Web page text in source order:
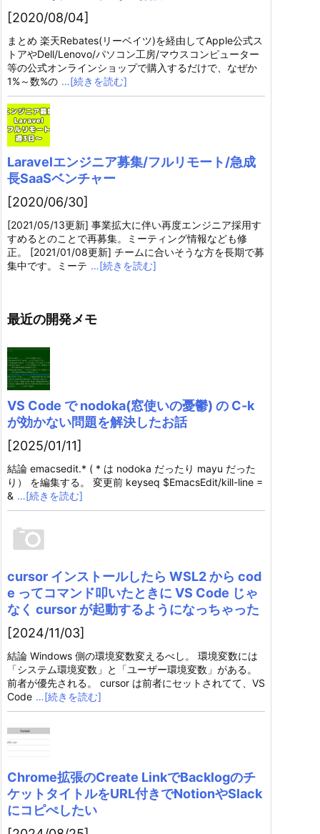
[2020/08/04]
まとめ 楽天Rebates(リーベイツ)を経由してApple公式ス
トアやDell/Lenovo/パソコン工房/マウスコンピューター
等の公式オンラインショップで購入するだけで、なぜか
1%～数%の …[続きを読む]
Laravelエンジニア募集/フルリモート/急成
長SaaSベンチャー
[2020/06/30]
[2021/05/13更新] 事業拡大に伴い再度エンジニア採用す
すめるとのことで再募集。ミーティング情報なども修
正。 [2021/01/08更新] チームに合いそうな方を長期で募
集中です。ミーテ …[続きを読む]
最近の開発メモ
VS Code で nodoka(窓使いの憂鬱) の C-k
が効かない問題を解決したお話
[2025/01/11]
結論 emacsedit.* ( * は nodoka だったり mayu だった
り） を編集する。 変更前 keyseq $EmacsEdit/kill-line =
& …[続きを読む]
cursor インストールしたら WSL2 から cod
e ってコマンド叩いたときに VS Code じゃ
なく cursor が起動するようになっちゃった
[2024/11/03]
結論 Windows 側の環境変数変えるべし。 環境変数には
「システム環境変数」と「ユーザー環境変数」がある。
前者が優先される。 cursor は前者にセットされてて、VS
Code …[続きを読む]
Chrome拡張のCreate LinkでBacklogのチ
ケットタイトルをURL付きでNotionやSlack
にコピぺしたい